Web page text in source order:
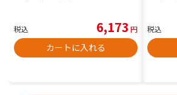
税込 6,173 円
カートに入れる
税込